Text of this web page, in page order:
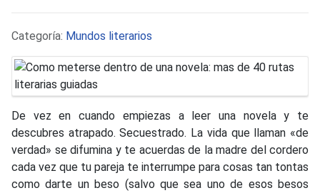
Detalles
Categoría: Mundos literarios
De vez en cuando empiezas a leer una novela y te
descubres atrapado. Secuestrado. La vida que llaman «de
verdad» se difumina y te acuerdas de la madre del cordero
cada vez que tu pareja te interrumpe para cosas tan tontas
como darte un beso (salvo que sea uno de esos besos